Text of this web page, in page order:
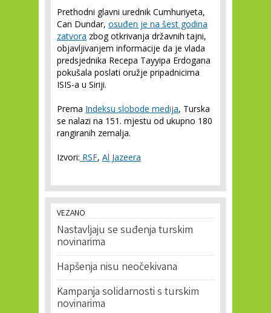
Prethodni glavni urednik Cumhuriyeta,
Can Dundar, osuđen je na šest godina
zatvora zbog otkrivanja državnih tajni,
objavljivanjem informacije da je vlada
predsjednika Recepa Tayyipa Erdogana
pokušala poslati oružje pripadnicima
ISIS-a u Siriji.
Prema Indeksu slobode medija, Turska
se nalazi na 151. mjestu od ukupno 180
rangiranih zemalja.
Izvori: RSF, Al Jazeera
VEZANO
Nastavljaju se suđenja turskim
novinarima
Hapšenja nisu neočekivana
Kampanja solidarnosti s turskim
novinarima